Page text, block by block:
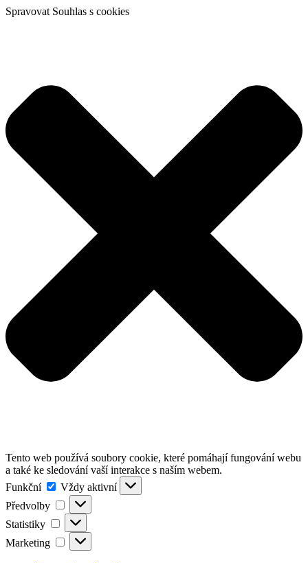
Spravovat Souhlas s cookies
Tento web používá soubory cookie, které pomáhají fungování webu
a také ke sledování vaší interakce s naším webem.
Funkční
Funkční
Vždy aktivní
Předvolby
Předvolby
Statistiky Statistiky
Marketing Marketing